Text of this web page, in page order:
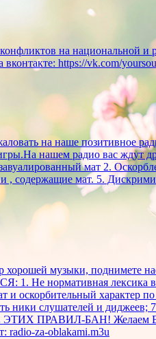
на национальной и
https://vk.com/
на наше позитивное
нашем радио вас ждут
мат 2.
, содержащие мат. 5.
хорошей музыки, поднимете
1. Не нормативная лексика в
и оскорбительный характер
ники слушателей и диджеев;
ЭТИХ ПРАВИЛ-БАН! Желаем
radio-za-oblakami.m3u